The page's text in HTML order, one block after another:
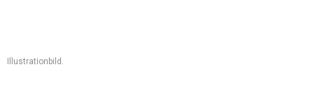
Illustrationbild.